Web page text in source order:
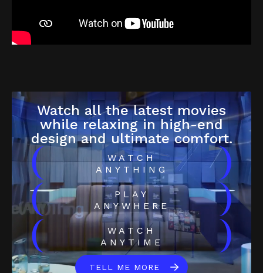
Watch all the latest movies
while relaxing in high-end
design and ultimate comfort.
(
WATCH
ANYTHING
)
(
PLAY
ANYWHERE
)
(
WATCH
ANYTIME
)
TELL ME MORE